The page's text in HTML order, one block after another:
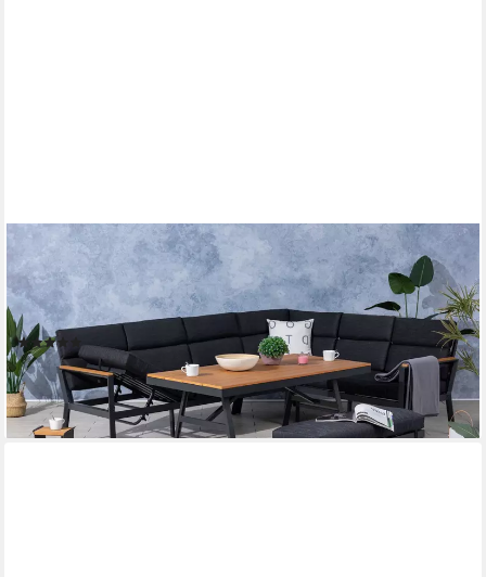
GARDISSIMO
Gartenlounge-Set Nara rechts / Gartenmöbelset / Nonwood /
Dining Lounge Set outdoor, (Set, 3-tlg., Alu, Ecklounge, Esstisch,
Bank, inkl. Auflagen), Liegefunktion
(1)
1.199,00 € UVP1.499,95 €
-20%
lieferbar - in 6-7 Werktagen bei dir